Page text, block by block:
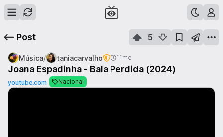
Post 5
Música/ taniacarvalho 11me
Joana Espadinha - Bala Perdida (2024)
youtube.com Nacional